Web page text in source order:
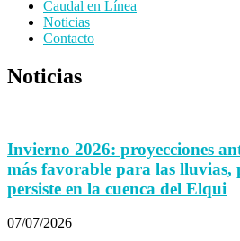
Caudal en Línea
Noticias
Contacto
Noticias
Invierno 2026: proyecciones
más favorable para las lluvias,
persiste en la cuenca del Elqui
07/07/2026